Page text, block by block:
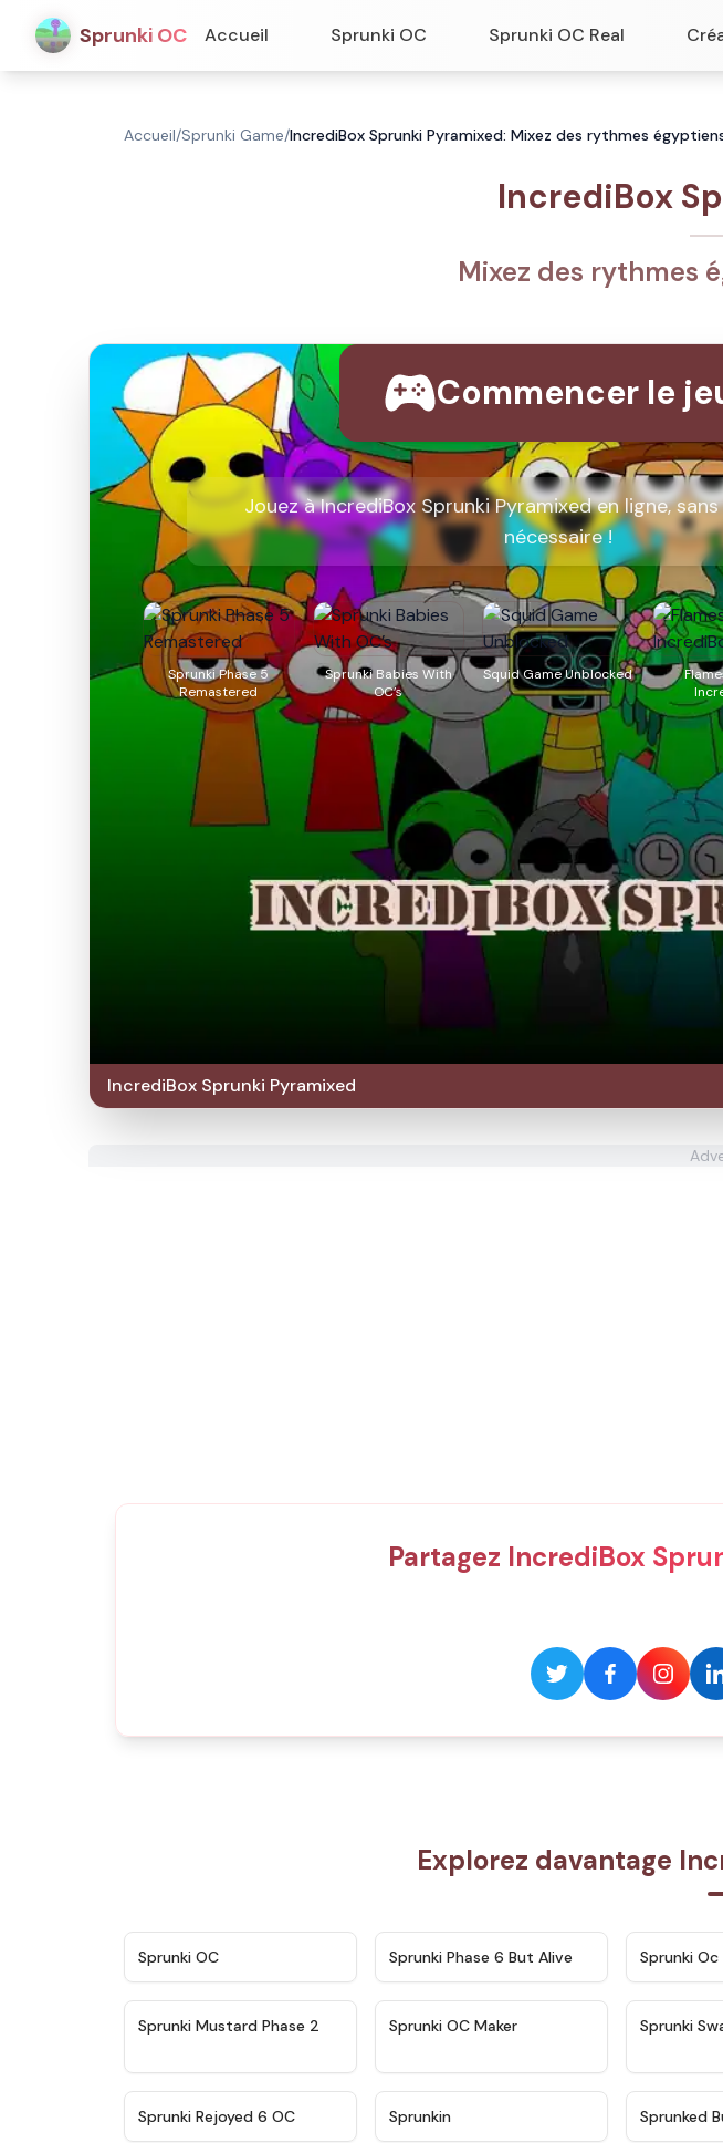
Sprunki OC Accueil Sprunki OC Sprunki OC Real
Accueil/Sprunki Game/IncrediBox Sprunki Pyramixed: Mixez des rythmes
IncrediBox
Mixez des rythmes
Commencer le
Jouez à IncrediBox Sprunki Pyramixed en ligne,
nécessaire !
Sprunki Phase 5
Remastered
Sprunki Babies With
OC’s
Squid Game Unblocked
IncrediBox Sprunki Pyramixed
Partagez IncrediBox
Explorez davantage
Sprunki OC ★ 4.9
Sprunki Phase 6 But Alive Sprunki Oc
★ 4.4
Sprunki Mustard Phase 2 Sprunki OC Maker Sprunki
★
Sprunki Rejoyed 6 OC Sprunkin Sprunked